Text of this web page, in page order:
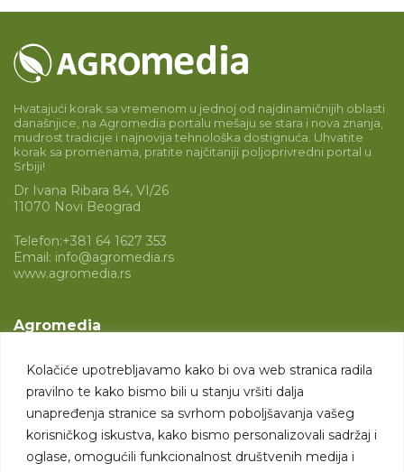
Kolačiće upotrebljavamo kako bi ova web stranica radila
pravilno te kako bismo bili u stanju vršiti dalja
unapređenja stranice sa svrhom poboljšavanja vašeg
korisničkog iskustva, kako bismo personalizovali sadržaj i
oglase, omogućili funkcionalnost društvenih medija i
Hvatajući korak sa vremenom u jednoj od najdinamičnijih oblasti
današnjice, na Agromedia portalu mešaju se stara i nova znanja,
mudrost tradicije i najnovija tehnološka dostignuća. Uhvatite
korak sa promenama, pratite najčitaniji poljoprivredni portal u
Srbiji!
Dr Ivana Ribara 84, VI/26
11070 Novi Beograd
Telefon:+381 64 1627 353
Email: info@agromedia.rs
www.agromedia.rs
Agromedia
Svet poljoprivrede
Marketing usluge
Tražimo saradnike